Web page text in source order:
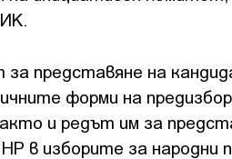
представяне на
форми на
и редът им за
в изборите за народни